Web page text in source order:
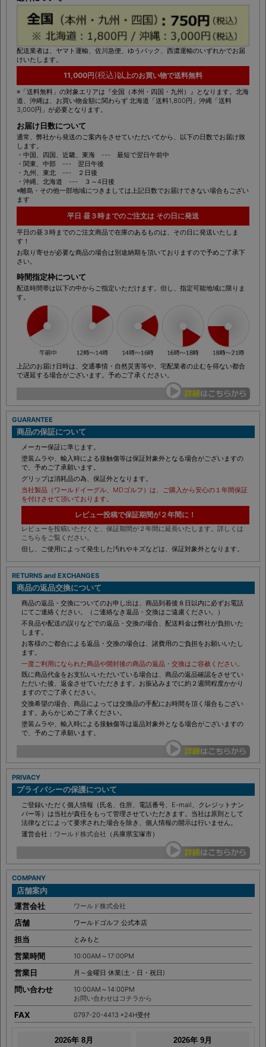
送料について
配送業者は、ヤマト運輸、佐川急便、ゆうパック、西濃運輸のいずれかでお届
11,000円(税込)以上のお買い物で送料無料
※「送料無料」の対象エリアは『全国（本州・四国・九州）』となります。北海
道、沖縄は、お買い物金額に関わらず 北海道「送料1,800円」沖縄「送料
3,000円」が必要となります。
お届け日数について
通常、弊社から発送のご案内をさせていただいてから、以下の日数でお届け致
します。
・中国、四国、近畿、東海 --- 最短で翌日午前中
・関東、中部 --- 翌日午後
・九州、東北 --- ２日後
・沖縄、北海道 --- ３～4日後
※離島・その他一部地域につきましては上記日数でお届けできない場合もござい
平日 昼３時までのご注文は その日に発送
平日の昼３時までのご注文商品で在庫のあるものは、その日に発送いたしま
す！
お取り寄せが必要な商品の場合は別途納期を頂いておりますので予めご了承下
さい。
時間指定枠について
配送時間帯は以下の中からご指定いただけます。但し、指定可能地域に限りま
上記のお届け日時は、交通事情・自然災害等や、宅配業者の止むを得ない都合
で遅延する場合がございます。予めご了承ください。
GUARANTEE
商品の保証について
メーカー保証に準じます。
塗装ムラや、輸入時による接触傷等は保証対象外となる場合がございますの
で、予めご了承願います。
グリップは消耗品の為、保証外となります。
当社製品（ワールドイーグル、MDゴルフ）は、ご購入から安心の１年間保証
を付けさせて頂いております。
レビュー投稿で保証期間が２年間に！
レビューを投稿いただくと、保証期間が２年間に延長いたします。詳しくは
こちらをご覧ください。
但し、ご使用によって発生した汚れやキズなどは、保証対象外となります。
RETURNS and EXCHANGES
商品の返品交換について
商品の返品・交換についてのお申し出は、商品到着後８日以内に必ずお電話
にてご連絡ください。（ご連絡なき返品・交換はご遠慮ください。）
不良品や配送の誤りなどでの返品・交換の場合、配送料金は弊社が負担いた
します。
お客様のご都合による返品・交換の場合は、諸費用のご負担をお願いいたし
ます。
一度ご利用になられた商品や開封後の商品の返品・交換はご容赦ください。
既に商品代金をお支払いいただいている場合は、商品の返品確認をさせてい
ただいた後、返金させていただきます。お振込みまでに約２週間程度かかり
ますのでご了承ください。
交換希望の場合、商品によっては交換品の手配にお時間を頂く場合もござい
ます。あらかじめご了承ください。
塗装ムラや、輸入時による接触傷等は返品対象外となる場合がございますの
で、予めご了承願います。
PRIVACY
プライバシーの保護について
ご登録いただく個人情報（氏名、住所、電話番号、E-mail、クレジットナン
バー等）は当社が責任をもって管理させていただきます。当社は原則として
法律などによって要求された場合を除き、個人情報の開示は行いません。
運営会社：ワールド株式会社（兵庫県宝塚市）
COMPANY
店舗案内
運営会社
ワールド株式会社
店舗 ワールドゴルフ 公式本店
担当 とみもと
営業時間 10:00AM～17:00PM
営業日 月～金曜日 休業(土・日・祝日)
問い合わせ
10:00AM～14:00PM
お問い合わせはコチラから